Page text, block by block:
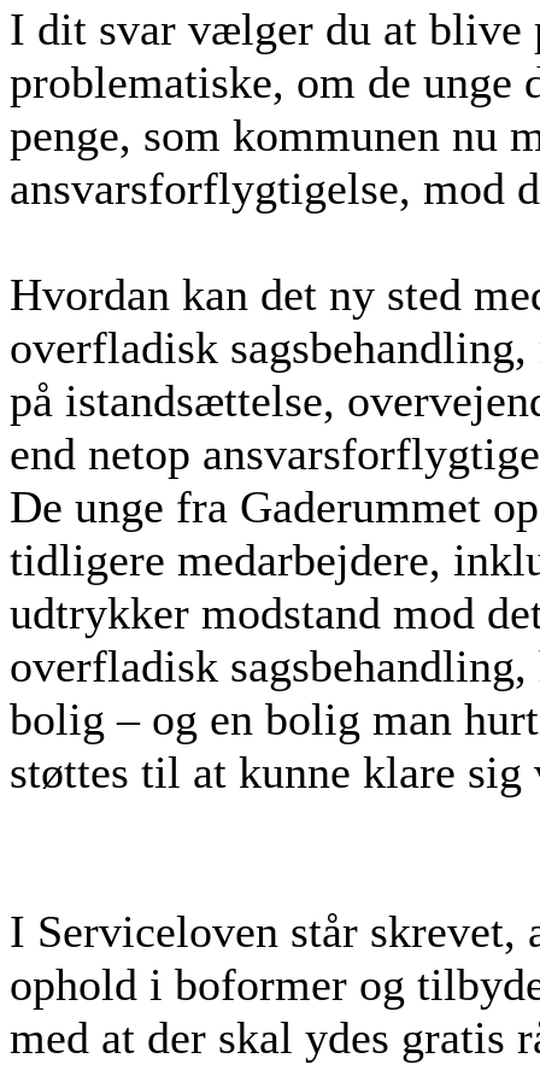
I dit svar vælger du at blive
problematiske, om de unge
penge, som kommunen nu
ansvarsforflygtigelse, mod
Hvordan kan det ny sted
overfladisk
på istandsættelse,
end netop
De unge fra Gaderummet
tidligere medarbejdere,
udtrykker modstand mod
overfladisk
bolig – og en bolig man
støttes til at kunne klare sig
I Serviceloven står
ophold i boformer og
med at der skal ydes gratis